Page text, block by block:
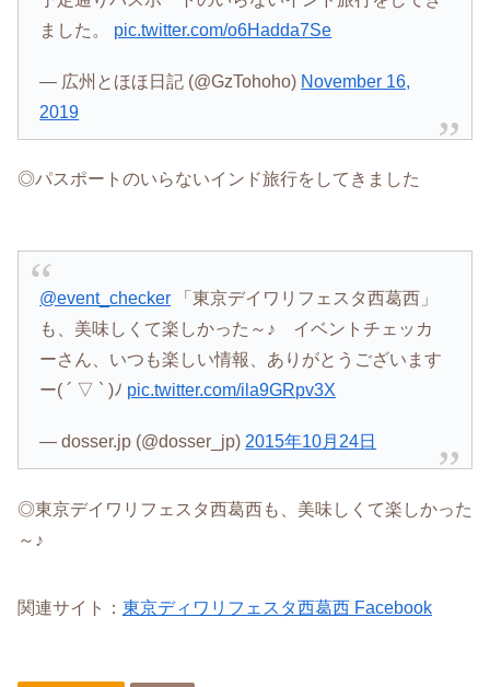
ました。 pic.twitter.com/o6Hadda7Se
— 広州とほほ日記 (@GzTohoho) November 16,
2019
◎パスポートのいらないインド旅行をしてきました
@event_checker 「東京デイワリフェスタ西葛西」
も、美味しくて楽しかった～♪ イベントチェッカ
ーさん、いつも楽しい情報、ありがとうございます
ー( ´ ▽ ` )ﾉ pic.twitter.com/ila9GRpv3X
— dosser.jp (@dosser_jp) 2015年10月24日
◎東京デイワリフェスタ西葛西も、美味しくて楽しかった
～♪
関連サイト： 東京ディワリフェスタ西葛西 Facebook